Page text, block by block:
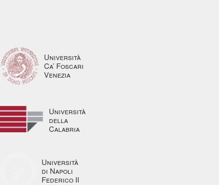
Università
Ca’ Foscari
Venezia
Università
della
Calabria
Università
di Napoli
Federico II